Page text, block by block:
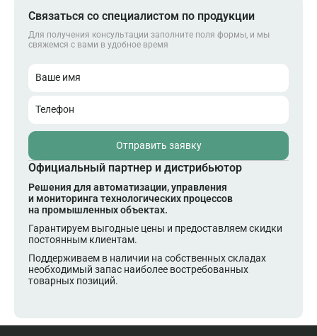
Связаться со специалистом по продукции
Для получения консультации заполните поля формы, и мы
свяжемся с вами в удобное время
Ваше имя
Телефон
Отправить заявку
Официальный партнер и дистрибьютор
Решения для автоматизации, управления
и мониторинга технологических процессов
на промышленных объектах.
Гарантируем выгодные цены и предоставляем скидки
постоянным клиентам.
Поддерживаем в наличии на собственных складах
необходимый запас наиболее востребованных
товарных позиций.